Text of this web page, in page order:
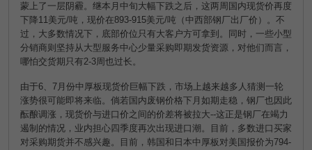
蒙上了一层阴霾。继本月中旬大幅下跌之后，这两周国内现货价再度
下降11美元/吨，现价在893-915美元/吨（中西部钢厂出厂价）。不
过，大多数情况下，底部价位只有大客户方可拿到。同时，一些小型
分销商则坚持从大型服务中心少量采购即期发货资源，对他们而言，
哪怕交货期只有2-3周也过长。
由于6、 7月份中厚板现货价巨幅下跌，市场上越来越多人猜测一轮
涨势很可能即将来临。倘若国内废钢价格下月如期走稳，钢厂也因此
酝酿调涨，现货价与进口价之间的价差将被拉大--这正是钢厂在竭力
遏制的情况，业内担心四季度再次出现进口潮。目前，多数进口买家
对采购期货并不感兴趣。目前，韩国和日本中厚板对美国报价为794-